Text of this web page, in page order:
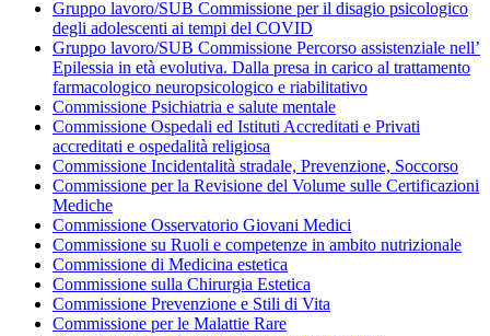
Gruppo lavoro/SUB Commissione per il disagio psicologico
degli adolescenti ai tempi del COVID
Gruppo lavoro/SUB Commissione Percorso assistenziale nell’
Epilessia in età evolutiva. Dalla presa in carico al trattamento
farmacologico neuropsicologico e riabilitativo
Commissione Psichiatria e salute mentale
Commissione Ospedali ed Istituti Accreditati e Privati
accreditati e ospedalità religiosa
Commissione Incidentalità stradale, Prevenzione, Soccorso
Commissione per la Revisione del Volume sulle Certificazioni
Mediche
Commissione Osservatorio Giovani Medici
Commissione su Ruoli e competenze in ambito nutrizionale
Commissione di Medicina estetica
Commissione sulla Chirurgia Estetica
Commissione Prevenzione e Stili di Vita
Commissione per le Malattie Rare